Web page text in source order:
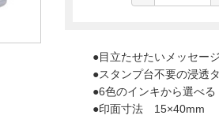
●目立たせたいメッセー
●スタンプ台不要の浸透
●6色のインキから選べる
●印面寸法 15×40mm